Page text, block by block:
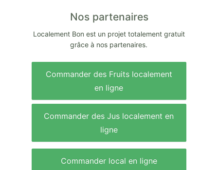
Nos partenaires
Localement Bon est un projet totalement gratuit
grâce à nos partenaires.
Commander des Fruits localement
en ligne
Commander des Jus localement en
ligne
Commander local en ligne